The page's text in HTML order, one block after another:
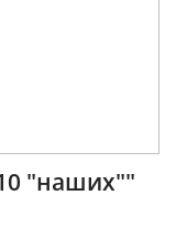
"наших""